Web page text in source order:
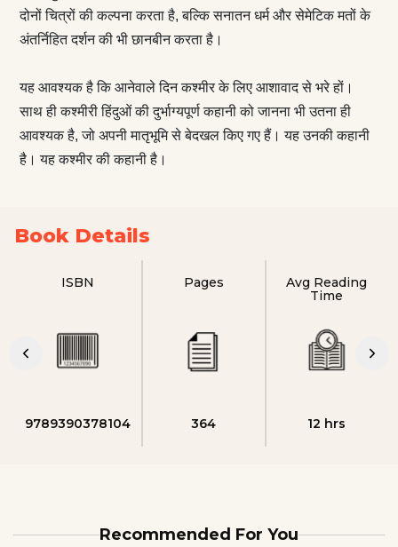
दोनों चित्रों की कल्पना करता है, बल्कि सनातन धर्म और सेमेटिक मतों के
अंतर्निहित दर्शन की भी छानबीन करता है।
यह आवश्यक है कि आनेवाले दिन कश्मीर के लिए आशावाद से भरे हों।
साथ ही कश्मीरी हिंदुओं की दुर्भाग्यपूर्ण कहानी को जानना भी उतना ही
आवश्यक है, जो अपनी मातृभूमि से बेदखल किए गए हैं। यह उनकी कहानी
है। यह कश्मीर की कहानी है।
Book Details
ISBN
9789390378104
Pages
364
Avg Reading
Time
12 hrs
Recommended For You